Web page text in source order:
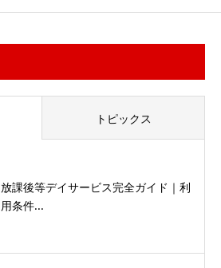
トピックス
放課後等デイサービス完全ガイド｜利
用条件...